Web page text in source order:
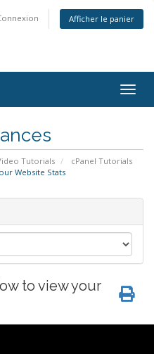
Afficher le panier
Tutorials
cPanel Tutorials
Website Stats
to view your